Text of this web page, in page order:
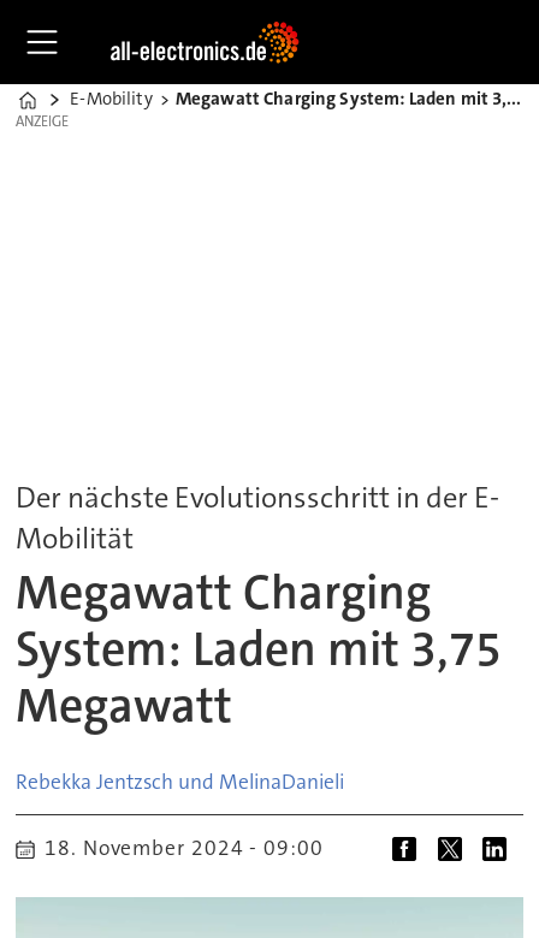
Home
E-Mobility Megawatt Charging System: Laden mit 3,75 Megawatt
ANZEIGE
ANZEIGE
Der nächste Evolutionsschritt in der E-
Mobilität
Megawatt Charging
System: Laden mit 3,75
Megawatt
Rebekka Jentzsch und MelinaDanieli
18. November 2024 - 09:00